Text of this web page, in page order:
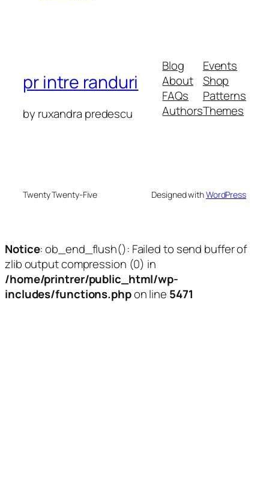
pr intre randuri
by ruxandra predescu
Blog
About
FAQs
Authors
Events
Shop
Patterns
Themes
Twenty Twenty-Five Designed withWordPress
Notice: ob_end_flush(): Failed to send buffer of
zlib output compression (0) in
/home/printrer/public_html/wp-
includes/functions.phpon line 5471